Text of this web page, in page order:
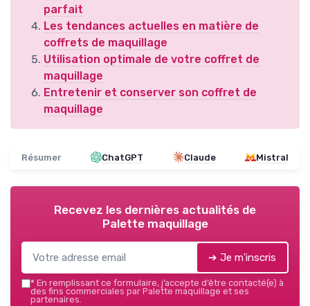
parfait
Les tendances actuelles en matière de
coffrets de maquillage
Utilisation optimale de votre coffret de
maquillage
Entretenir et conserver son coffret de
maquillage
Résumer ChatGPT Claude Mistral
Recevez les dernières actualités de
Palette maquillage
➔ Je m'inscris
* En remplissant ce formulaire, j’accepte d’être contacté(e) à
des fins commerciales par Palette maquillage et ses
partenaires.